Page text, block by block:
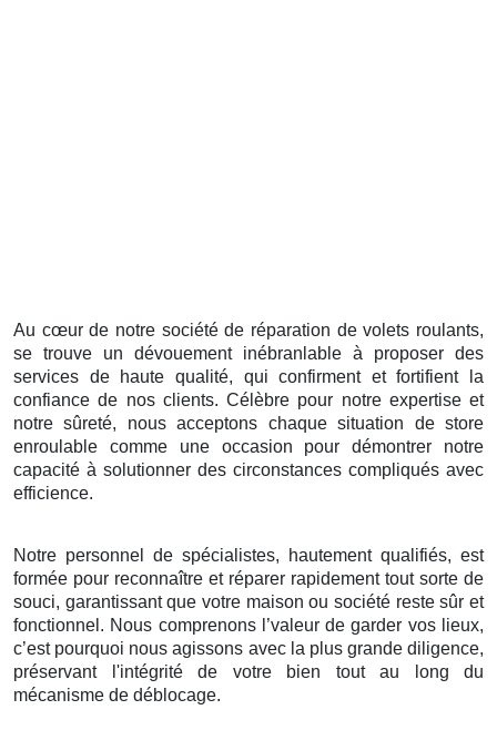
Au cœur de notre société de réparation de volets roulants,
se trouve un dévouement inébranlable à proposer des
services de haute qualité, qui confirment et fortifient la
confiance de nos clients. Célèbre pour notre expertise et
notre sûreté, nous acceptons chaque situation de store
enroulable comme une occasion pour démontrer notre
capacité à solutionner des circonstances compliqués avec
efficience.
Notre personnel de spécialistes, hautement qualifiés, est
formée pour reconnaître et réparer rapidement tout sorte de
souci, garantissant que votre maison ou société reste sûr et
fonctionnel. Nous comprenons l’valeur de garder vos lieux,
c’est pourquoi nous agissons avec la plus grande diligence,
préservant l'intégrité de votre bien tout au long du
mécanisme de déblocage.